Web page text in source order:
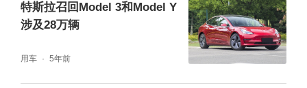
特斯拉召回Model 3和Model Y
涉及28万辆
用车 5年前